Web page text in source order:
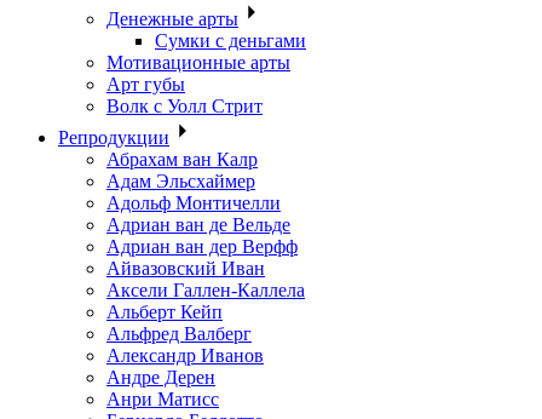
Денежные арты
Сумки с деньгами
Мотивационные арты
Арт губы
Волк с Уолл Стрит
Репродукции
Абрахам ван Калр
Адам Эльсхаймер
Адольф Монтичелли
Адриан ван де Вельде
Адриан ван дер Верфф
Айвазовский Иван
Аксели Галлен-Каллела
Альберт Кейп
Альфред Валберг
Александр Иванов
Андре Дерен
Анри Матисс